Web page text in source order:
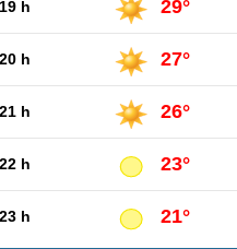
19 h 29°
20 h 27°
21 h 26°
22 h 23°
23 h 21°